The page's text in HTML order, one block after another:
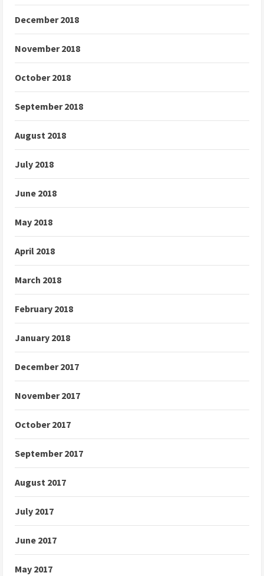
December 2018
November 2018
October 2018
September 2018
August 2018
July 2018
June 2018
May 2018
April 2018
March 2018
February 2018
January 2018
December 2017
November 2017
October 2017
September 2017
August 2017
July 2017
June 2017
May 2017